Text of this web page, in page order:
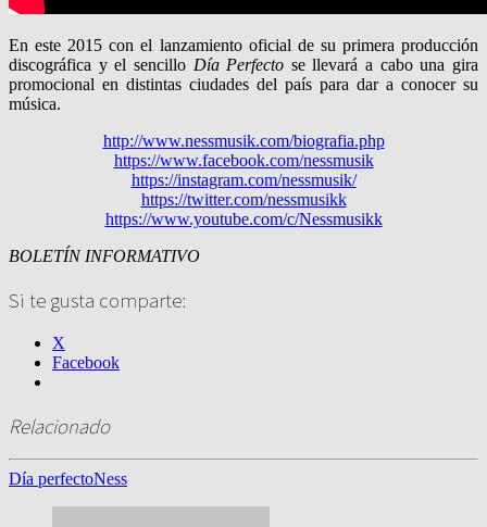
En este 2015 con el lanzamiento oficial de su primera producción
discográfica y el sencillo Día Perfecto se llevará a cabo una gira
promocional en distintas ciudades del país para dar a conocer su
música.
http://www.nessmusik.com/biografia.php
https://www.facebook.com/nessmusik
https://instagram.com/nessmusik/
https://twitter.com/nessmusikk
https://www.youtube.com/c/Nessmusikk
BOLETÍN INFORMATIVO
Si te gusta comparte:
X
Facebook
Relacionado
Día perfectoNess